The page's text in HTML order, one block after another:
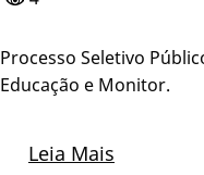
Processo Seletivo
Educação e Monitor.
Leia Mais